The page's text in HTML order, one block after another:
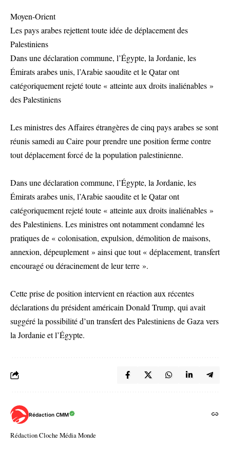
Moyen-Orient
Les pays arabes rejettent toute idée de déplacement des
Palestiniens
Dans une déclaration commune, l’Égypte, la Jordanie, les
Émirats arabes unis, l’Arabie saoudite et le Qatar ont
catégoriquement rejeté toute « atteinte aux droits inaliénables »
des Palestiniens
Les ministres des Affaires étrangères de cinq pays arabes se sont
réunis samedi au Caire pour prendre une position ferme contre
tout déplacement forcé de la population palestinienne.
Dans une déclaration commune, l’Égypte, la Jordanie, les
Émirats arabes unis, l’Arabie saoudite et le Qatar ont
catégoriquement rejeté toute « atteinte aux droits inaliénables »
des Palestiniens. Les ministres ont notamment condamné les
pratiques de « colonisation, expulsion, démolition de maisons,
annexion, dépeuplement » ainsi que tout « déplacement, transfert
encouragé ou déracinement de leur terre ».
Cette prise de position intervient en réaction aux récentes
déclarations du président américain Donald Trump, qui avait
suggéré la possibilité d’un transfert des Palestiniens de Gaza vers
la Jordanie et l’Égypte.
Rédaction CMM
Rédaction Cloche Média Monde